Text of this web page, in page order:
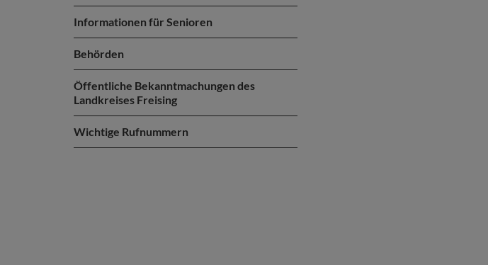
Informationen für Senioren
Behörden
Öffentliche Bekanntmachungen des
Landkreises Freising
Wichtige Rufnummern